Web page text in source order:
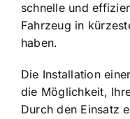
schnelle und
Fahrzeug in
haben.
Die Installation
die Möglichkeit,
Durch den Einsatz